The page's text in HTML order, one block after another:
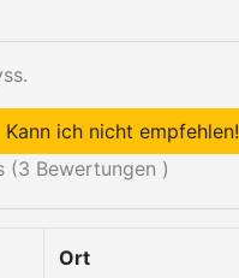
Kann ich nicht empfehlen!
(3 Bewertungen )
Ort